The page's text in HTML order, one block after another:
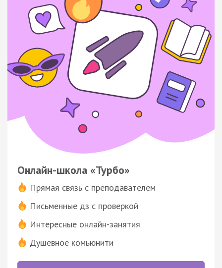
Онлайн-школа «Турбо»
Прямая связь с преподавателем
Письменные дз с проверкой
Интересные онлайн-занятия
Душевное комьюнити